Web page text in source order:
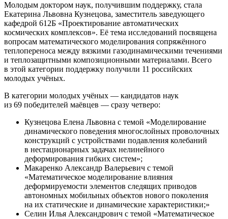
Молодым доктором наук, получившим поддержку, стала
Екатерина Львовна Кузнецова, заместитель заведующего
кафедрой 612Б «Проектирование автоматических
космических комплексов». Её тема исследований посвящена
вопросам математического моделирования сопряжённого
теплопереноса между вязкими газодинамическими течениями
и теплозащитными композиционными материалами. Всего
в этой категории поддержку получили 11 российских
молодых учёных.
В категории молодых учёных — кандидатов наук
из 69 победителей маёвцев — сразу четверо:
Кузнецова Елена Львовна с темой «Моделирование
динамического поведения многослойных проволочных
конструкций с устройствами подавления колебаний
в нестационарных задачах нелинейного
деформирования гибких систем»;
Макаренко Александр Валерьевич с темой
«Математическое моделирование влияния
деформируемости элементов следящих приводов
автономных мобильных объектов нового поколения
на их статические и динамические характеристики;»
Селин Илья Александрович с темой «Математическое